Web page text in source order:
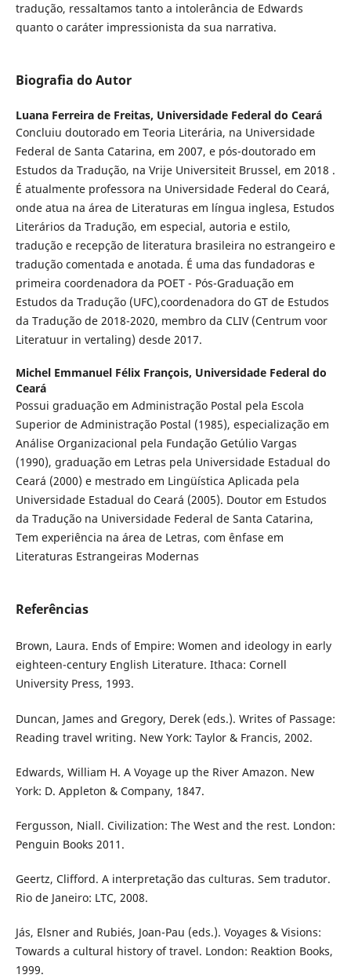
tradução, ressaltamos tanto a intolerância de Edwards
quanto o caráter impressionista da sua narrativa.
Biografia do Autor
Luana Ferreira de Freitas, Universidade Federal do Ceará
Concluiu doutorado em Teoria Literária, na Universidade
Federal de Santa Catarina, em 2007, e pós-doutorado em
Estudos da Tradução, na Vrije Universiteit Brussel, em 2018 .
É atualmente professora na Universidade Federal do Ceará,
onde atua na área de Literaturas em língua inglesa, Estudos
Literários da Tradução, em especial, autoria e estilo,
tradução e recepção de literatura brasileira no estrangeiro e
tradução comentada e anotada. É uma das fundadoras e
primeira coordenadora da POET - Pós-Graduação em
Estudos da Tradução (UFC),coordenadora do GT de Estudos
da Tradução de 2018-2020, membro da CLIV (Centrum voor
Literatuur in vertaling) desde 2017.
Michel Emmanuel Félix François, Universidade Federal do
Ceará
Possui graduação em Administração Postal pela Escola
Superior de Administração Postal (1985), especialização em
Análise Organizacional pela Fundação Getúlio Vargas
(1990), graduação em Letras pela Universidade Estadual do
Ceará (2000) e mestrado em Lingüística Aplicada pela
Universidade Estadual do Ceará (2005). Doutor em Estudos
da Tradução na Universidade Federal de Santa Catarina,
Tem experiência na área de Letras, com ênfase em
Literaturas Estrangeiras Modernas
Referências
Brown, Laura. Ends of Empire: Women and ideology in early
eighteen-century English Literature. Ithaca: Cornell
University Press, 1993.
Duncan, James and Gregory, Derek (eds.). Writes of Passage:
Reading travel writing. New York: Taylor & Francis, 2002.
Edwards, William H. A Voyage up the River Amazon. New
York: D. Appleton & Company, 1847.
Fergusson, Niall. Civilization: The West and the rest. London:
Penguin Books 2011.
Geertz, Clifford. A interpretação das culturas. Sem tradutor.
Rio de Janeiro: LTC, 2008.
Jás, Elsner and Rubiés, Joan-Pau (eds.). Voyages & Visions:
Towards a cultural history of travel. London: Reaktion Books,
1999.